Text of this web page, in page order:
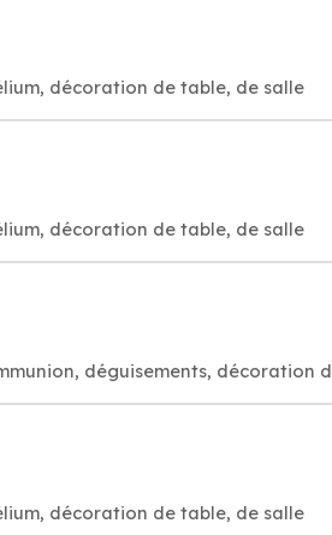
décoration de table, de salle
décoration de table, de salle
déguisements, décoration d
décoration de table, de salle